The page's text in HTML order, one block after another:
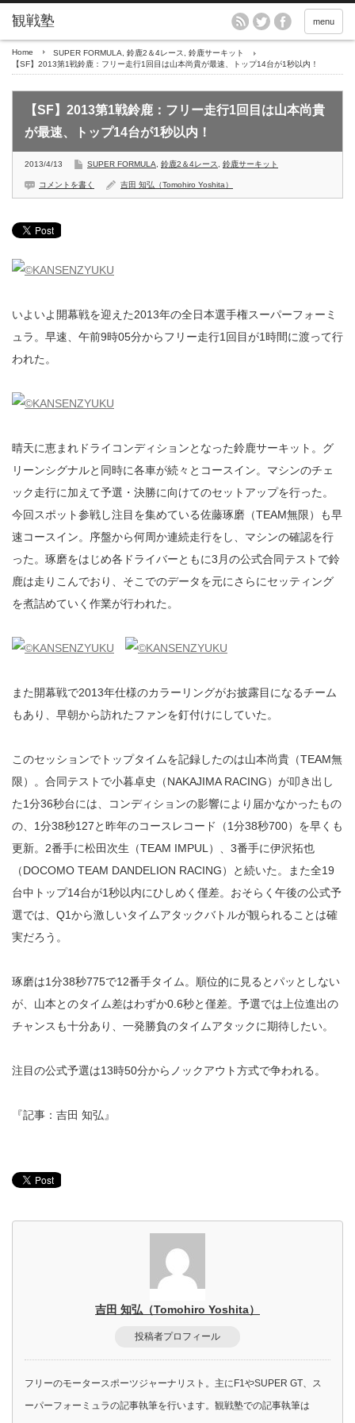
menu
Home SUPER FORMULA 鈴鹿2＆4レース
鈴鹿サーキット
【SF】2013第1戦鈴鹿：フリー走行1回目は山本尚貴が最速、トップ14台が1秒以内！
【SF】2013第1戦鈴鹿：フリー走行1回目は山本尚貴
が最速、トップ14台が1秒以内！
2013/4/13 SUPER FORMULA 鈴鹿2＆4レース 鈴鹿サーキット
コメントを書く 吉田 知弘（Tomohiro Yoshita）
いよいよ開幕戦を迎えた2013年の全日本選手権スーパーフォーミ
ュラ。早速、午前9時05分からフリー走行1回目が1時間に渡って行
われた。
晴天に恵まれドライコンディションとなった鈴鹿サーキット。グ
リーンシグナルと同時に各車が続々とコースイン。マシンのチェ
ック走行に加えて予選・決勝に向けてのセットアップを行った。
今回スポット参戦し注目を集めている佐藤琢磨（TEAM無限）も早
速コースイン。序盤から何周か連続走行をし、マシンの確認を行
った。琢磨をはじめ各ドライバーともに3月の公式合同テストで鈴
鹿は走りこんでおり、そこでのデータを元にさらにセッティング
を煮詰めていく作業が行われた。
また開幕戦で2013年仕様のカラーリングがお披露目になるチーム
もあり、早朝から訪れたファンを釘付けにしていた。
このセッションでトップタイムを記録したのは山本尚貴（TEAM無
限）。合同テストで小暮卓史（NAKAJIMA RACING）が叩き出し
た1分36秒台には、コンディションの影響により届かなかったもの
の、1分38秒127と昨年のコースレコード（1分38秒700）を早くも
更新。2番手に松田次生（TEAM IMPUL）、3番手に伊沢拓也
（DOCOMO TEAM DANDELION RACING）と続いた。また全19
台中トップ14台が1秒以内にひしめく僅差。おそらく午後の公式予
選では、Q1から激しいタイムアタックバトルが観られることは確
実だろう。
琢磨は1分38秒775で12番手タイム。順位的に見るとパッとしない
が、山本とのタイム差はわずか0.6秒と僅差。予選では上位進出の
チャンスも十分あり、一発勝負のタイムアタックに期待したい。
注目の公式予選は13時50分からノックアウト方式で争われる。
『記事：吉田 知弘』
吉田 知弘（Tomohiro Yoshita）
投稿者プロフィール
フリーのモータースポーツジャーナリスト。主にF1やSUPER GT、ス
ーパーフォーミュラの記事執筆を行います。観戦塾での記事執筆は